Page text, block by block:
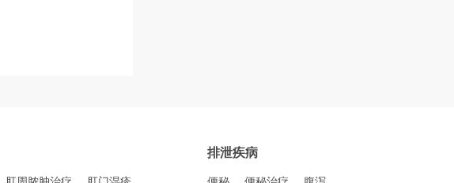
排泄疾病